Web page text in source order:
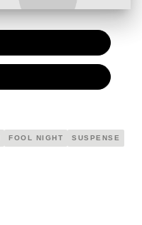
FOOL NIGHT SUSPENSE